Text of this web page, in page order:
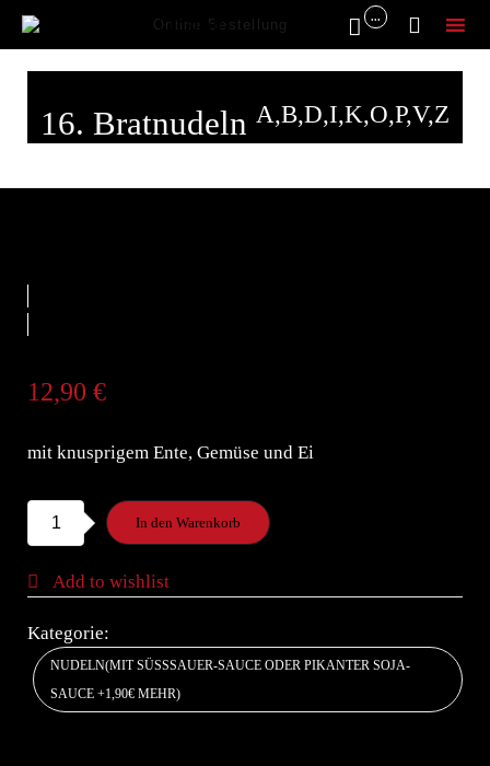
Online Bestellung  ... 
16. Bratnudeln A,B,D,I,K,O,P,V,Z
12,90 €
mit knusprigem Ente, Gemüse und Ei
Bratnudeln
Menge
In den Warenkorb
Add to wishlist
Kategorie:
NUDELN(MIT SÜSSSAUER-SAUCE ODER PIKANTER SOJA-S
AUCE +1,90€ MEHR)